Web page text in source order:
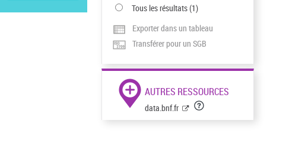
Tous les résultats(1)
Exporter dans un tableau
Transférer pour un SGB
AUTRES RESSOURCES
data.bnf.fr